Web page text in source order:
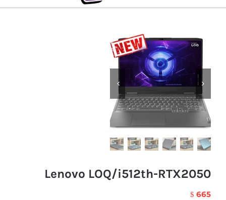
Lenovo LOQ/i512th-RTX2050
$ 665